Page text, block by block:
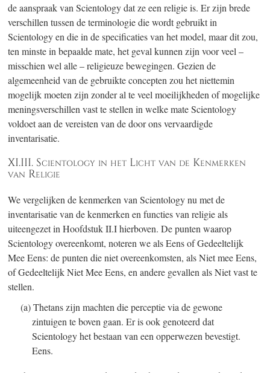
de aanspraak van Scientology dat ze een religie is. Er zijn brede
verschillen tussen de terminologie die wordt gebruikt in
Scientology en die in de specificaties van het model, maar dit zou,
ten minste in bepaalde mate, het geval kunnen zijn voor veel –
misschien wel alle – religieuze bewegingen. Gezien de
algemeenheid van de gebruikte concepten zou het niettemin
mogelijk moeten zijn zonder al te veel moeilijkheden of mogelijke
meningsverschillen vast te stellen in welke mate Scientology
voldoet aan de vereisten van de door ons vervaardigde
inventarisatie.
XI.III. Scientology in het Licht van de Kenmerken
van Religie
We vergelijken de kenmerken van Scientology nu met de
inventarisatie van de kenmerken en functies van religie als
uiteengezet in Hoofdstuk II.I hierboven. De punten waarop
Scientology overeenkomt, noteren we als Eens of Gedeeltelijk
Mee Eens: de punten die niet overeenkomsten, als Niet mee Eens,
of Gedeeltelijk Niet Mee Eens, en andere gevallen als Niet vast te
stellen.
(a) Thetans zijn machten die perceptie via de gewone
zintuigen te boven gaan. Er is ook genoteerd dat
Scientology het bestaan van een opperwezen bevestigt.
Eens.